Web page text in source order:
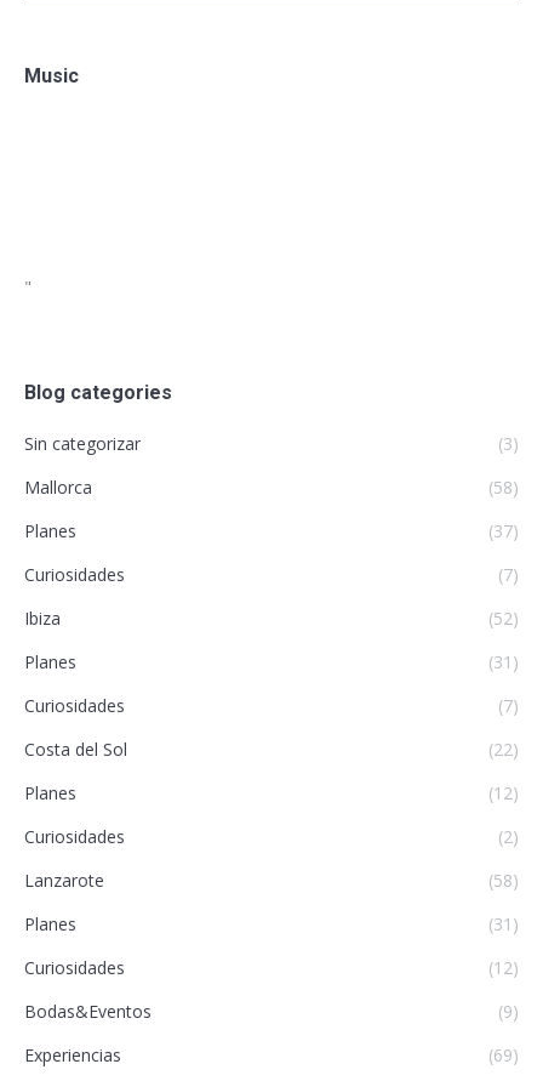
Music
"
Blog categories
Sin categorizar
(3)
Mallorca
(58)
Planes
(37)
Curiosidades
(7)
Ibiza
(52)
Planes
(31)
Curiosidades
(7)
Costa del Sol
(22)
Planes
(12)
Curiosidades
(2)
Lanzarote
(58)
Planes
(31)
Curiosidades
(12)
Bodas&Eventos
(9)
Experiencias
(69)